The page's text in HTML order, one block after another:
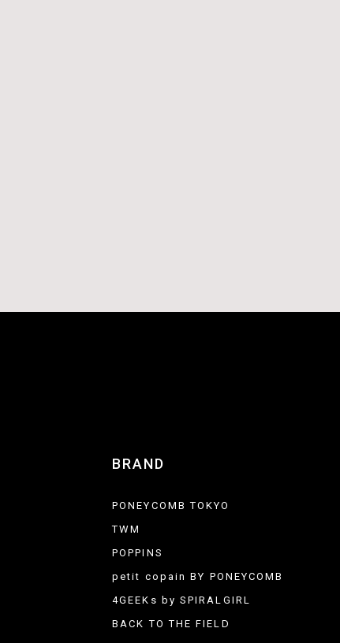
BRAND
PONEYCOMB TOKYO
TWM
POPPINS
petit copain BY PONEYCOMB
4GEEKs by SPIRALGIRL
BACK TO THE FIELD